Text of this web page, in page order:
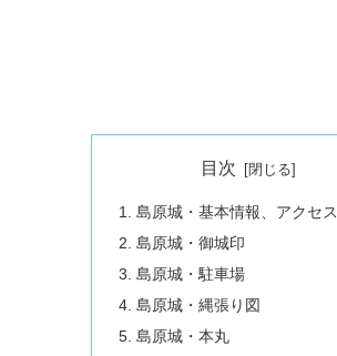
目次
島原城・基本情報、アクセス
島原城・御城印
島原城・駐車場
島原城・縄張り図
島原城・本丸